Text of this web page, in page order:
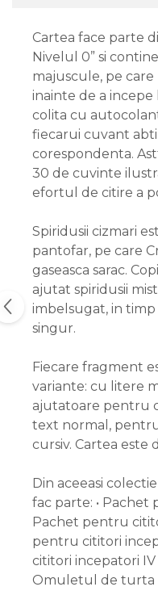
Cartea face parte
Nivelul 0” si
majuscule, pe
inainte de a incepe
colita cu
fiecarui cuvant
corespondenta.
30 de cuvinte
efortul de citire a
Spiridusii cizmari
pantofar, pe care
gaseasca sarac.
ajutat spiridusii
imbelsugat, in
singur.
Fiecare fragment
variante: cu litere
ajutatoare pentru
text normal, pentru
cursiv. Cartea este
Din aceeasi
fac parte: • Pachet
Pachet pentru
pentru cititori
cititori incepatori IV
Omuletul de turta